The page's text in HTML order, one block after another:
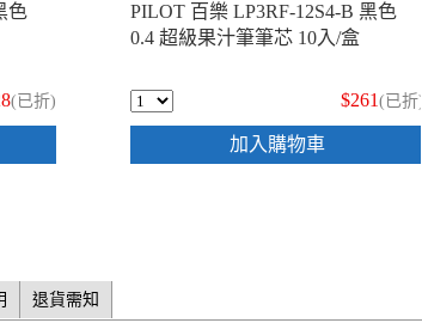
色
(已折)
PILOT 百樂 LP3RF-12S4-B 黑色
0.4 超級果汁筆筆芯 10入/盒
$261(已折)
加入購物車
退貨需知